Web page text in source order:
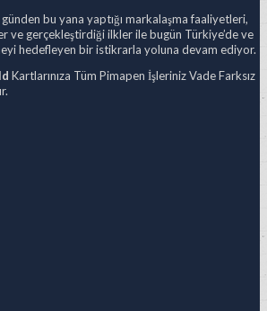
bu yana yaptığı markalaşma faaliyetleri,
ve gerçekleştirdiği ilkler ile bugün Türkiye’de ve
hedefleyen bir istikrarla yoluna devam ediyor.
Kartlarınıza Tüm Pimapen İşleriniz Vade Farksız